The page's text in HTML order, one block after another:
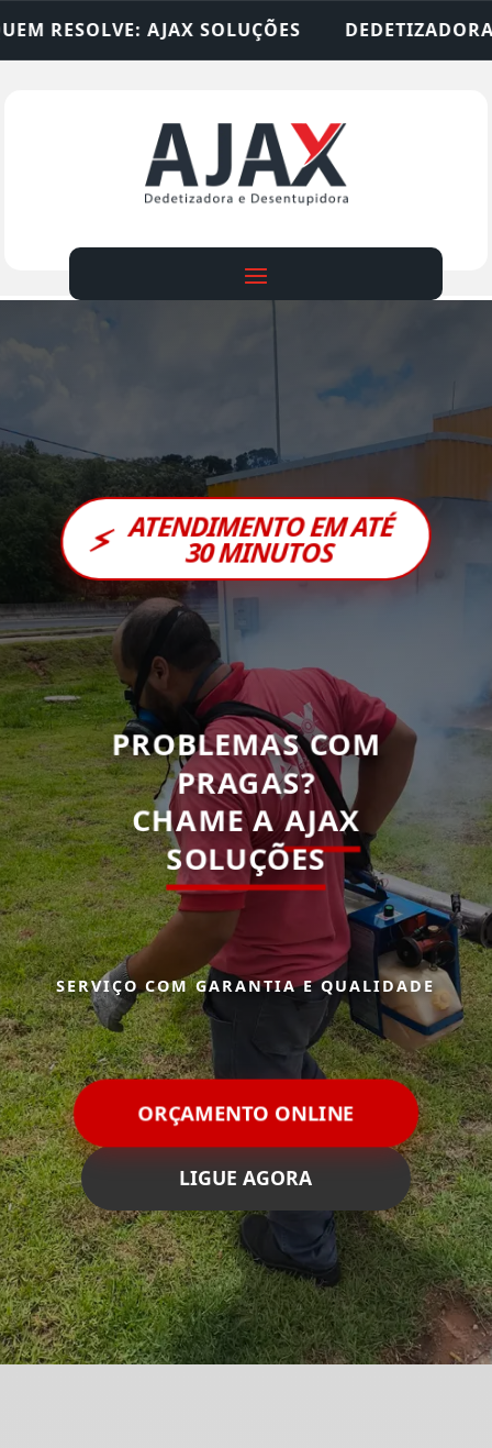
DEDETIZADORA • DESENTUPIDORA •
⚡ ATENDIMENTO EM ATÉ
30 MINUTOS
PROBLEMAS COM
PRAGAS?
CHAME AAJAX
SOLUÇÕES
SERVIÇO COM GARANTIA E QUALIDADE
ORÇAMENTO ONLINE
LIGUE AGORA